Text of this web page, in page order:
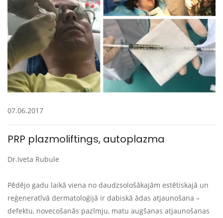
07.06.2017
PRP plazmoliftings, autoplazma
Dr.Iveta Rubule
Pēdējo gadu laikā viena no daudzsološākajām estētiskajā un
reģeneratīvā dermatoloģijā ir dabiskā ādas atjaunošana –
defektu, novecošanās pazīmju, matu augšanas atjaunošanas